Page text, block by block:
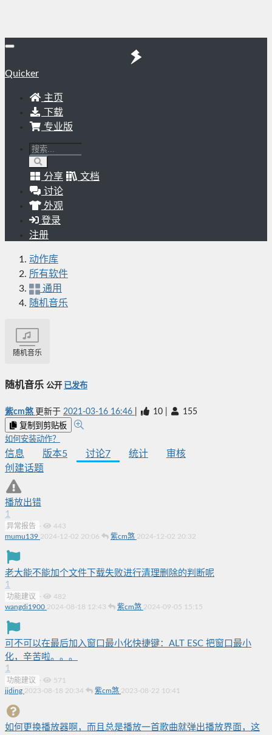
Quicker
主页
下载
专业版
分享
文档
讨论
外观
登录
注册
动作库
所有软件
通用
随机音乐
随机音乐
随机音乐 公开 已发布
紫cm煞 更新于 2021-03-16 16:46 10 155
复制到剪贴板
如何安装动作？
信息 版本5 讨论7 统计
审核
创建话题
播放出错
1
异常报告 ·
443
mumu139 2024-12-02 20:06 紫cm煞 2024-12-02 20:32
老大能不能加个文件下载失败进行清理删除的判断呢
1
功能建议 ·
482
wangdi1900 2024-08-18 12:43 紫cm煞 2024-09-05 15:15
可不可以在最后加入窗口最小化快捷键：ALT ESC 把窗口最小
化，辛苦啦。。。
1
功能建议 ·
571
jjding 2023-08-18 20:34 紫cm煞 2023-08-22 10:41
如何更换播放器啊，而且总是播放一首歌曲就弹出播放界面，这